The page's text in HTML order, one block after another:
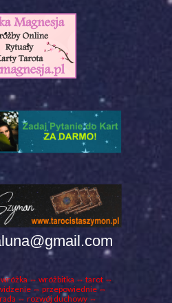
wróżka ⇔ wróżbitka ⇔ tarot⇔
⇔ przepowiednie ⇔
⇔ rozwój duchowy ⇔